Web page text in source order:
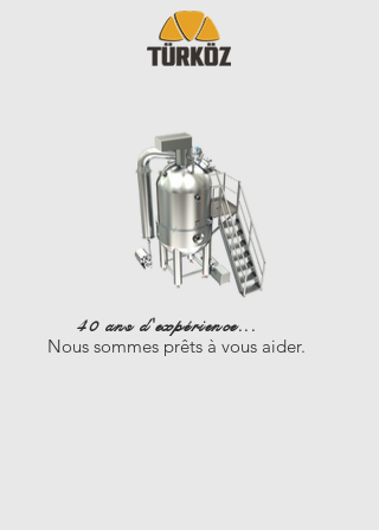
40 ans d'expérience...
Nous sommes prêts à vous aider.